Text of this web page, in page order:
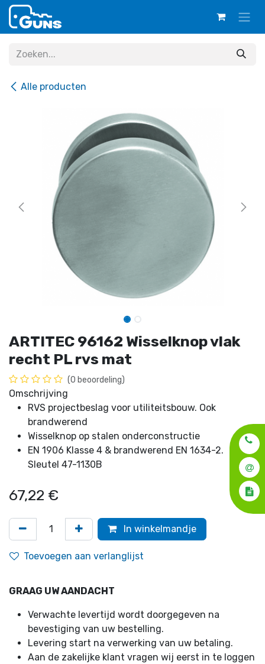
Overslaan naar inhoud
Alle producten
ARTITEC 96162 Wisselknop vlak
recht PL rvs mat
(0 beoordeling)
Omschrijving
RVS projectbeslag voor utiliteitsbouw. Ook
brandwerend
Wisselknop op stalen onderconstructie
EN 1906 Klasse 4 & brandwerend EN 1634-2.
Sleutel 47-1130B
67,22 €
In winkelmandje
Toevoegen aan verlanglijst
GRAAG UW AANDACHT
Verwachte levertijd wordt doorgegeven na
bevestiging van uw bestelling.
Levering start na verwerking van uw betaling.
Aan de zakelijke klant vragen wij eerst in te loggen